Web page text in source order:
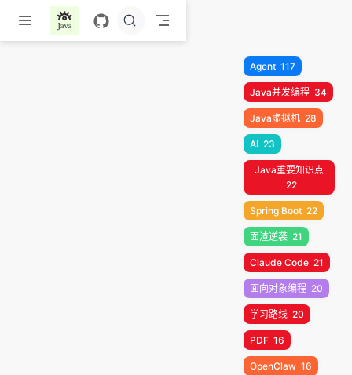
跳至主要內容
Agent 117
Java并发编程 34
Java虚拟机 28
AI 23
Java重要知识点
22
Spring Boot 22
面渣逆袭 21
Claude Code 21
面向对象编程 20
学习路线 20
PDF 16
OpenClaw 16